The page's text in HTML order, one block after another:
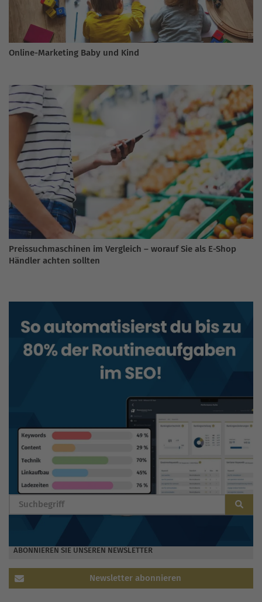
Online-Marketing Baby und Kind
Preissuchmaschinen im Vergleich – worauf Sie als E-Shop
Händler achten sollten
BLOG DURCHSUCHEN
ABONNIEREN SIE UNSEREN NEWSLETTER
Newsletter abonnieren